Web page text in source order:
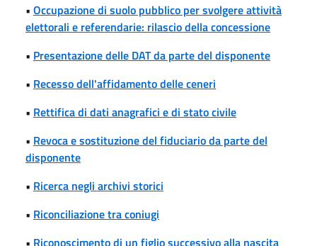
• Occupazione di suolo pubblico per svolgere attività
elettorali e referendarie: rilascio della concessione
• Presentazione delle DAT da parte del disponente
• Recesso dell'affidamento delle ceneri
• Rettifica di dati anagrafici e di stato civile
• Revoca e sostituzione del fiduciario da parte del
disponente
• Ricerca negli archivi storici
• Riconciliazione tra coniugi
• Riconoscimento di un figlio successivo alla nascita